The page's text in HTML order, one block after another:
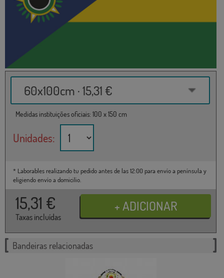
60x100cm · 15,31 €
Medidas instituições oficiais: 100 x 150 cm
Unidades:
* Laborables realizando tu pedido antes de las 12:00 para envío a península y
eligiendo envío a domicilio.
15,31 €
Taxas incluídas
Bandeiras relacionadas